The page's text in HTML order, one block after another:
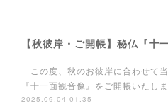
この度、秋のお彼岸に合わせて
『十一面観音像』をご開帳いたし
2025.09.04 01:35